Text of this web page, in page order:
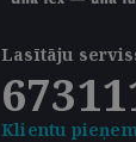
Lasītāju
Klientu